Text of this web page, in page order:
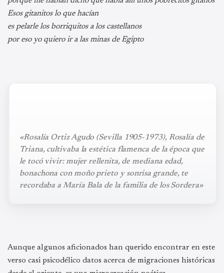
Esos gitanitos lo que hacían
es pelarle los borriquitos a los castellanos
por eso yo quiero ir a las minas de Egipto
«Rosalía Ortiz Agudo (Sevilla 1905-1973), Rosalía de
Triana, cultivaba la estética flamenca de la época que
le tocó vivir: mujer rellenita, de mediana edad,
bonachona con moño prieto y sonrisa grande, te
recordaba a María Bala de la familia de los Sordera»
Aunque algunos aficionados han querido encontrar en este
verso casi psicodélico datos acerca de migraciones históricas